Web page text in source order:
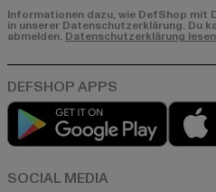
Informationen dazu, wie DefShop mit
in unserer Datenschutzerklärung. Du
abmelden. Datenschutzerklärung
Play